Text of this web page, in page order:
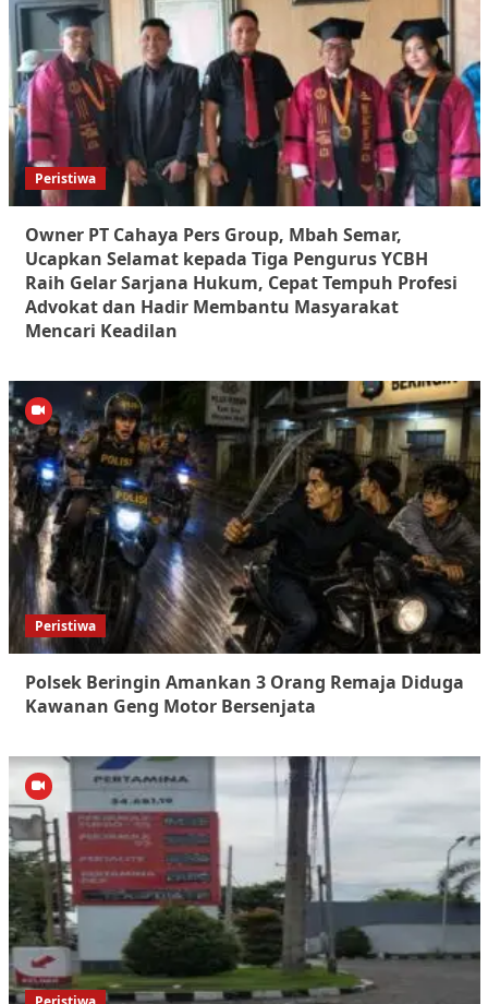
Peristiwa
Owner PT Cahaya Pers Group, Mbah Semar,
Ucapkan Selamat kepada Tiga Pengurus YCBH
Raih Gelar Sarjana Hukum, Cepat Tempuh Profesi
Advokat dan Hadir Membantu Masyarakat
Mencari Keadilan
Peristiwa
Polsek Beringin Amankan 3 Orang Remaja Diduga
Kawanan Geng Motor Bersenjata